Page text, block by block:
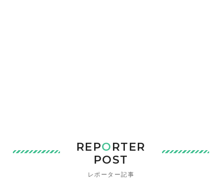
REPORTER
POST
レポーター記事